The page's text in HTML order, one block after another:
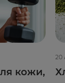
кожи,
20